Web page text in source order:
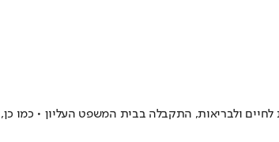
ולבריאות, התקבלה בבית המשפט העליון • כמו